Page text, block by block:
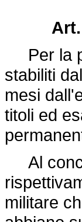
Art.
Per la
stabiliti
mesi
titoli ed
Al
militare